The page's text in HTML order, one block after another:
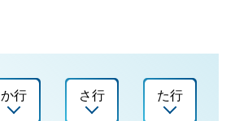
か行 さ行 た行